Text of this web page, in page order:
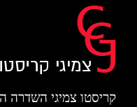
קריסטו צמיגי השדרה